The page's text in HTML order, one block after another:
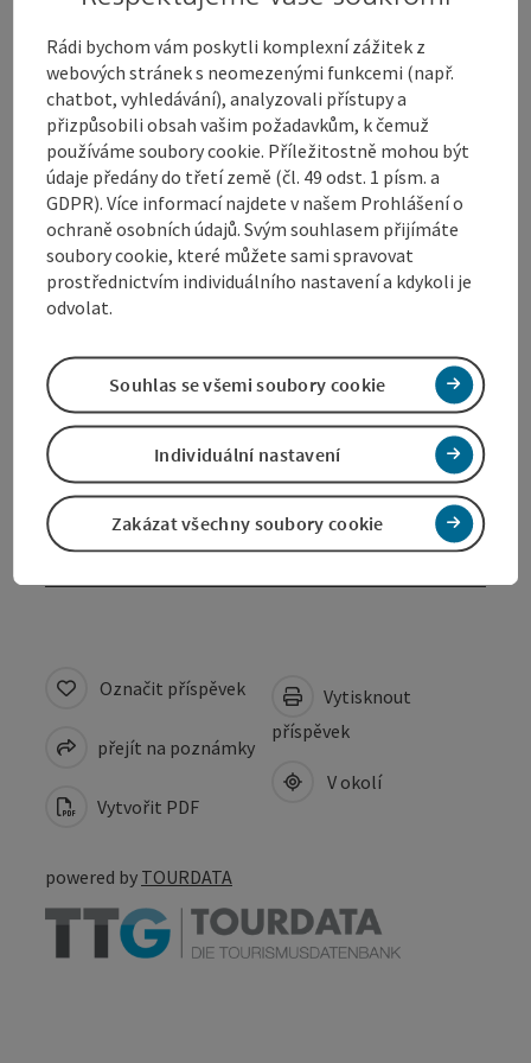
Kontakt
Termín / y akce
Místo konání akce
Ceny
Způsobilost
Bezbariérovost
Označit příspěvek
přejít na poznámky
Vytvořit PDF
Vytisknout
příspěvek
V okolí
powered by TOURDATA
Rádi bychom vám poskytli komplexní zážitek z
webových stránek s neomezenými funkcemi (např.
chatbot, vyhledávání), analyzovali přístupy a
přizpůsobili obsah vašim požadavkům, k čemuž
používáme soubory cookie. Příležitostně mohou být
údaje předány do třetí země (čl. 49 odst. 1 písm. a
GDPR). Více informací najdete v našem Prohlášení o
ochraně osobních údajů. Svým souhlasem přijímáte
soubory cookie, které můžete sami spravovat
prostřednictvím individuálního nastavení a kdykoli je
odvolat.
Zakázat všechny soubory cookie
Individuální nastavení
Souhlas se všemi soubory cookie